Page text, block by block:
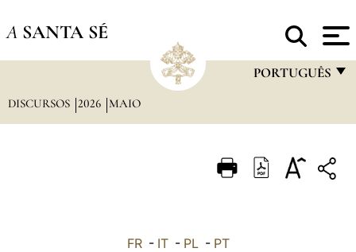
A SANTA SÉ
PORTUGUÊS
ITALIANO
DISCURSOS 2026 MAIO
FR- IT- PL- PT